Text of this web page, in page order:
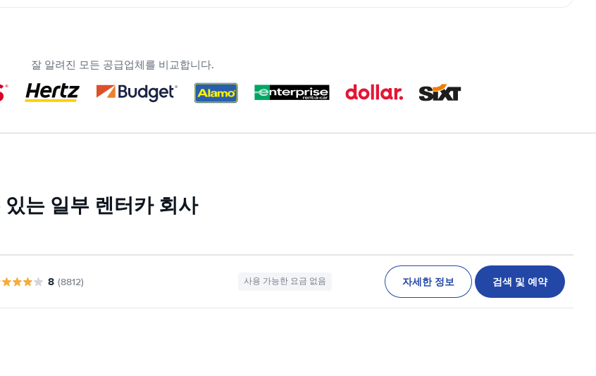
잘 알려진 모든 공급업체를 비교합니다.
는 일부 렌터카 회사
8 (8812) 사용 가능한 요금 없음 자세한 정보 검색 및 예약